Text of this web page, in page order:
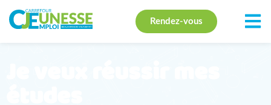
Rendez-vous